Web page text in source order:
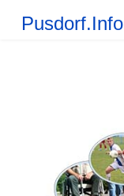
Pusdorf.Info